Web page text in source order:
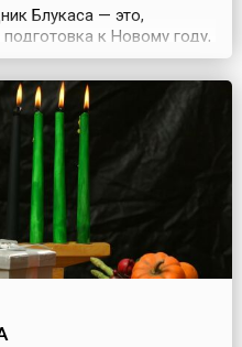
Блукаса — это,
к Новому году,
и плохое надо
к новому,
праздники есть у
их празднования. В